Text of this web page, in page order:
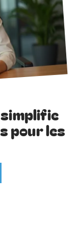
pour les